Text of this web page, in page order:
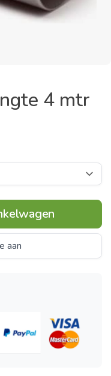
4 mtr
aan